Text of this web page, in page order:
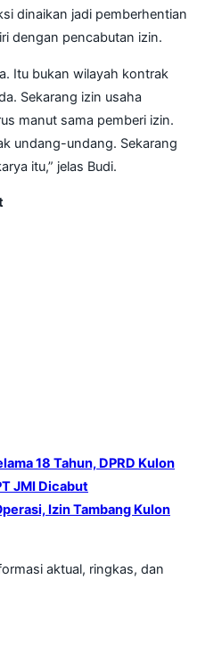
dinaikan jadi pemberhentian
dengan pencabutan izin.
Itu bukan wilayah kontrak
Sekarang izin usaha
manut sama pemberi izin.
undang-undang. Sekarang
itu,” jelas Budi.
18 Tahun, DPRD Kulon
JMI Dicabut
Izin Tambang Kulon
aktual, ringkas, dan